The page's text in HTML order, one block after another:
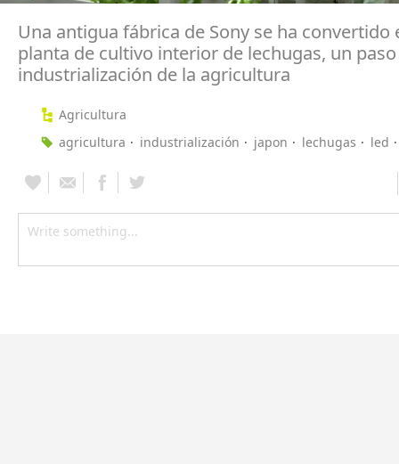
Una antigua fábrica de Sony se ha convertido
planta de cultivo interior de lechugas, un
industrialización de la agricultura
Agricultura
agricultura
industrialización japon lechugas led